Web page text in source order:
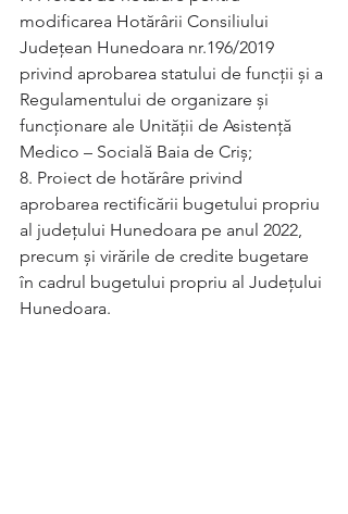
modificarea Hotărârii Consiliului
Județean Hunedoara nr.196/2019
privind aprobarea statului de funcții și a
Regulamentului de organizare și
funcționare ale Unității de Asistență
Medico – Socială Baia de Criș;
8. Proiect de hotărâre privind
aprobarea rectificării bugetului propriu
al județului Hunedoara pe anul 2022,
precum și virările de credite bugetare
în cadrul bugetului propriu al Județului
Hunedoara.